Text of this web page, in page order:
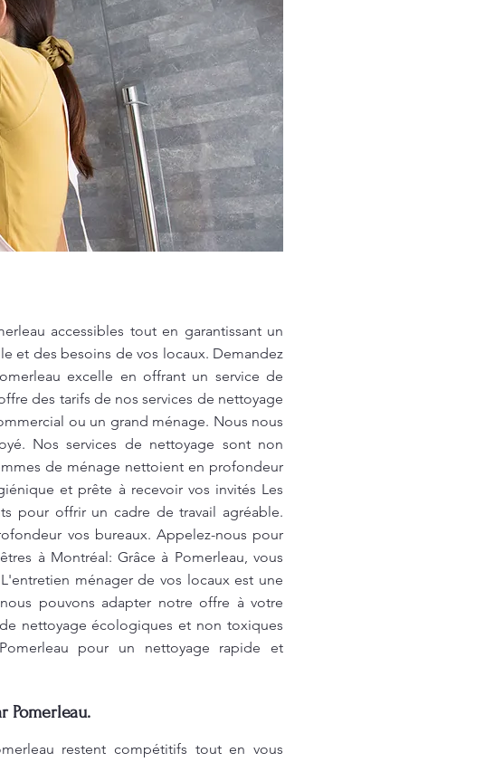
accessibles tout en garantissant un
et des besoins de vos locaux. Demandez
excelle en offrant un service de
des tarifs de nos services de nettoyage
ou un grand ménage. Nous nous
Nos services de nettoyage sont non
de ménage nettoient en profondeur
et prête à recevoir vos invités Les
pour offrir un cadre de travail agréable.
vos bureaux. Appelez-nous pour
à Montréal: Grâce à Pomerleau, vous
ménager de vos locaux est une
pouvons adapter notre offre à votre
nettoyage écologiques et non toxiques
pour un nettoyage rapide et
Pomerleau.
restent compétitifs tout en vous